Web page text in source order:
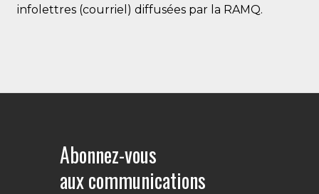
infolettres (courriel) diffusées par la RAMQ.
Abonnez-vous
aux communications